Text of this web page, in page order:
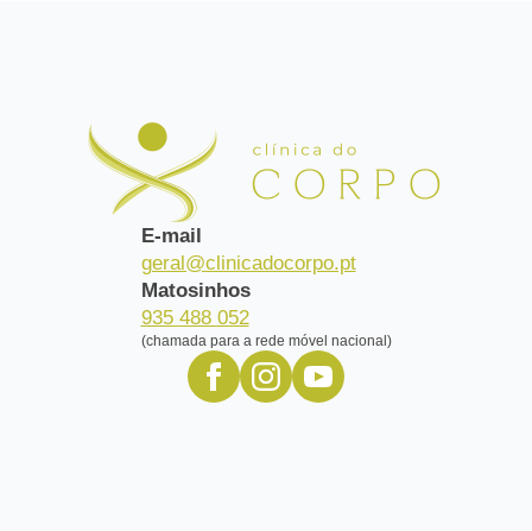
E-mail
geral@clinicadocorpo.pt
Matosinhos
935 488 052
(chamada para a rede móvel nacional)